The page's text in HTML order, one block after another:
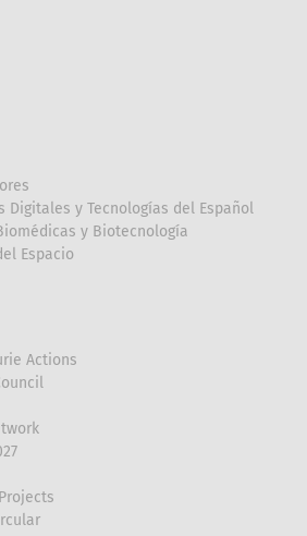
Digitales y Tecnologías del Español
y Biotecnología
Espacio
Actions